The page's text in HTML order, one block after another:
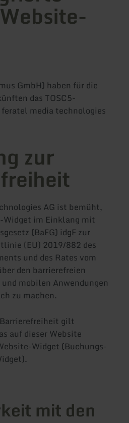
GmbH) haben für die
das TOSC5-
media technologies
zur
AG ist bemüht,
Widget im Einklang mit
(BaFG) idgF zur
(EU) 2019/882 des
und des Rates vom
den barrierefreien
mobilen Anwendungen
zu machen.
gilt
auf dieser Website
Widget (Buchungs-
mit den